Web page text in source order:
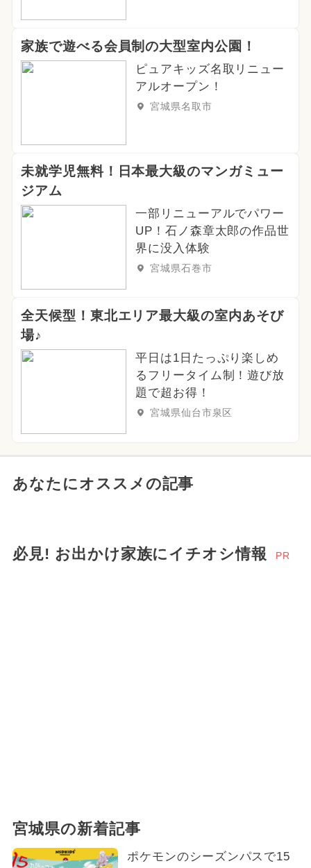
家族で遊べる会員制の大型室内公園！
ピュアキッズ名取リニュー
アルオープン！
宮城県名取市
未就学児無料！日本最大級のマンガミュー
ジアム
一部リニューアルでパワー
UP！石ノ森章太郎の作品世
界に没入体験
宮城県石巻市
全天候型！東北エリア最大級の室内あそび
場♪
平日は1日たっぷり楽しめ
るフリータイム制！遊び放
題で超お得！
宮城県仙台市泉区
あなたにオススメの記事
必見! お出かけ家族にイチオシ情報 PR
宮城県の新着記事
ポケモンのシーズンパスで15